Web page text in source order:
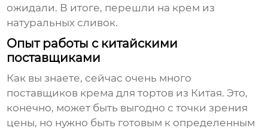
ожидали. В итоге, перешли на крем из
натуральных сливок.
Опыт работы с китайскими
поставщиками
Как вы знаете, сейчас очень много
поставщиков крема для тортов из Китая. Это,
конечно, может быть выгодно с точки зрения
цены, но нужно быть готовым к определенным